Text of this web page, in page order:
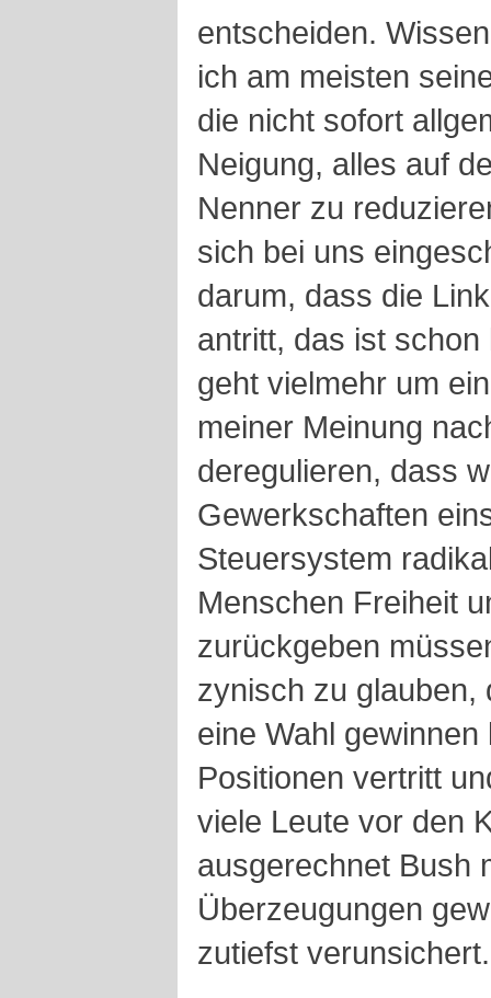
entscheiden.
ich am meisten
die nicht sofort
Neigung, alles auf
Nenner zu
sich bei uns
darum, dass die
antritt, das ist
geht vielmehr um
meiner Meinung
deregulieren, dass
Gewerkschaften
Steuersystem
Menschen Freiheit
zurückgeben
zynisch zu glauben,
eine Wahl
Positionen vertritt
viele Leute vor den
ausgerechnet Bush
Überzeugungen
zutiefst verunsichert.